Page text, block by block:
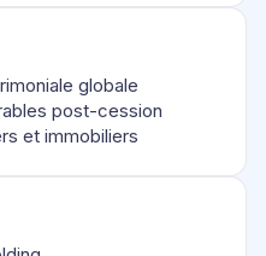
globale
post-cession
et immobiliers